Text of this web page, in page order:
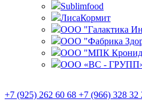
Sublimfood
ЛисаКормит
ООО "Галактика
ООО "Фабрика
ООО "МПК
ООО «ВС -
+7 (925) 262 60 68 +7 (966) 328 32